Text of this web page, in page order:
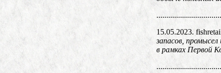
15.05.2023.
запасов,
в рамках Первой